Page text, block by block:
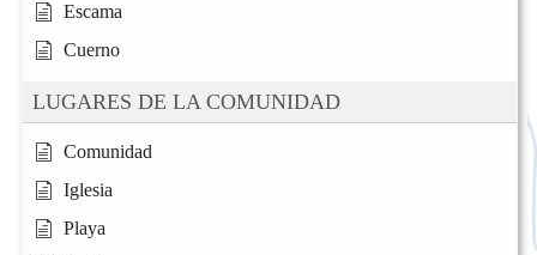
Escama
Cuerno
LUGARES DE LA COMUNIDAD
Comunidad
Iglesia
Playa